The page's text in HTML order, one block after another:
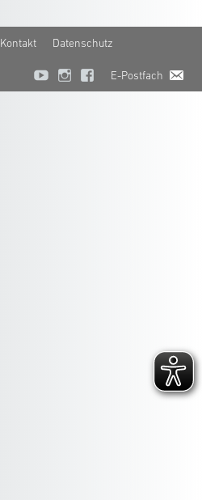
Kontakt Datenschutz
E-Postfach